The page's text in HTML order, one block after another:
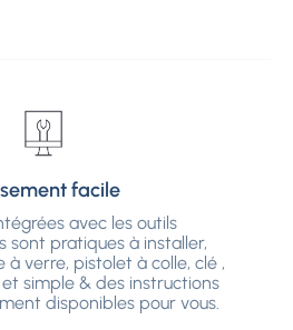
facile
avec les outils
sont pratiques à installer,
à verre, pistolet à colle, clé ,
simple & des instructions
disponibles pour vous.
avec les outils
sont pratiques à installer,
à verre, pistolet à colle, clé ,
simple & des instructions
disponibles pour vous.